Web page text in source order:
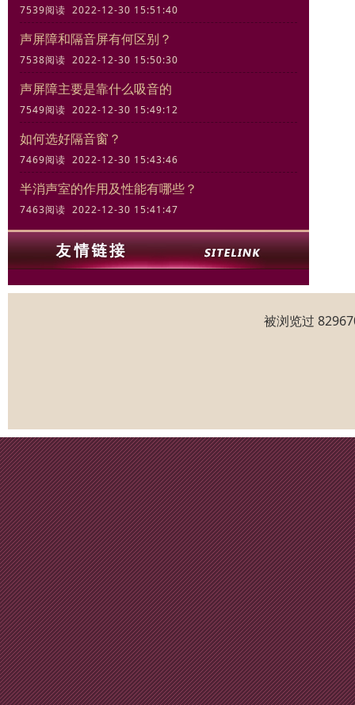
7539阅读 2022-12-30 15:51:40
声屏障和隔音屏有何区别？
7538阅读 2022-12-30 15:50:30
声屏障主要是靠什么吸音的
7549阅读 2022-12-30 15:49:12
如何选好隔音窗？
7469阅读 2022-12-30 15:43:46
半消声室的作用及性能有哪些？
7463阅读 2022-12-30 15:41:47
被浏览过